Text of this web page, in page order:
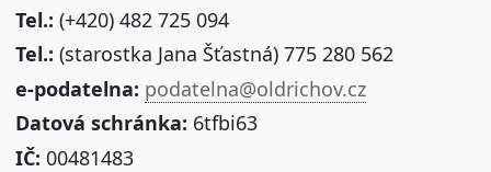
Tel.: (+420) 482 725 094
Tel.: (starostka Jana Šťastná) 775 280 562
e-podatelna: podatelna@oldrichov.cz
Datová schránka: 6tfbi63
IČ: 00481483